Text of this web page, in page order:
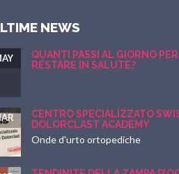
NEWS
QUANTI PASSI AL GIORNO PER
RESTARE IN SALUTE?
CENTRO SPECIALIZZATO
DOLORCLAST ACADEMY
Onde d'urto ortopediche